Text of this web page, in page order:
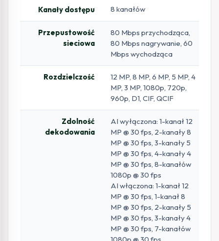
Kanały dostępu 8 kanałów
Przepustowość
sieciowa
80 Mbps przychodząca,
80 Mbps nagrywanie, 60
Mbps wychodząca
Rozdzielczość
12 MP, 8 MP, 6 MP, 5 MP, 4
MP, 3 MP, 1080p, 720p,
960p, D1, CIF, QCIF
Zdolność
dekodowania
AI wyłączona: 1-kanał 12
MP @ 30 fps, 2-kanały 8
MP @ 30 fps, 3-kanały 5
MP @ 30 fps, 4-kanały 4
MP @ 30 fps, 8-kanałów
1080p @ 30 fps
AI włączona: 1-kanał 12
MP @ 30 fps, 1-kanał 8
MP @ 30 fps, 2-kanały 5
MP @ 30 fps, 3-kanały 4
MP @ 30 fps, 7-kanałów
1080p @ 30 fps